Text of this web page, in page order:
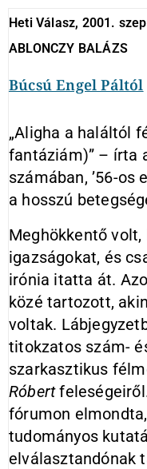
Heti Válasz, 2001.
ABLONCZY BALÁZS
Búcsú Engel Páltól
„Aligha a haláltól
fantáziám)” – írta
számában, ’56-os
a hosszú
Meghökkentő
igazságokat, és
irónia itatta át.
közé tartozott,
voltak.
titokzatos szám-
szarkasztikus
Róbert
fórumon
tudományos
elválasztandónak